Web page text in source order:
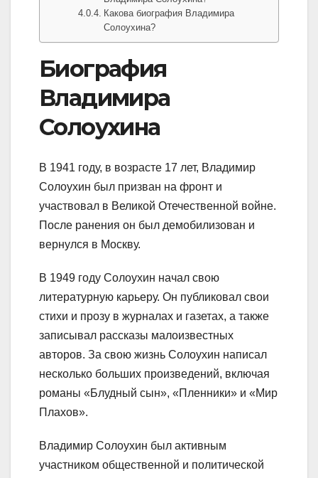
Какова биография Владимира
Солоухина?
Биография
Владимира
Солоухина
В 1941 году, в возрасте 17 лет, Владимир
Солоухин был призван на фронт и
участвовал в Великой Отечественной войне.
После ранения он был демобилизован и
вернулся в Москву.
В 1949 году Солоухин начал свою
литературную карьеру. Он публиковал свои
стихи и прозу в журналах и газетах, а также
записывал рассказы малоизвестных
авторов. За свою жизнь Солоухин написал
несколько больших произведений, включая
романы «Блудный сын», «Пленники» и «Мир
Плахов».
Владимир Солоухин был активным
участником общественной и политической